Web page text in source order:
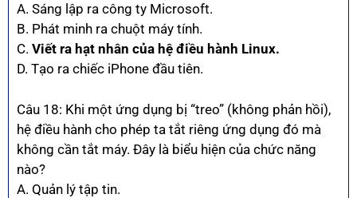
A. Sáng lập ra công ty Microsoft.
B. Phát minh ra chuột máy tính.
C. Viết ra hạt nhân của hệ điều hành Linux.
D. Tạo ra chiếc iPhone đầu tiên.
Câu 18: Khi một ứng dụng bị “treo” (không phản hồi),
hệ điều hành cho phép ta tắt riêng ứng dụng đó mà
không cần tắt máy. Đây là biểu hiện của chức năng
nào?
A. Quản lý tập tin.